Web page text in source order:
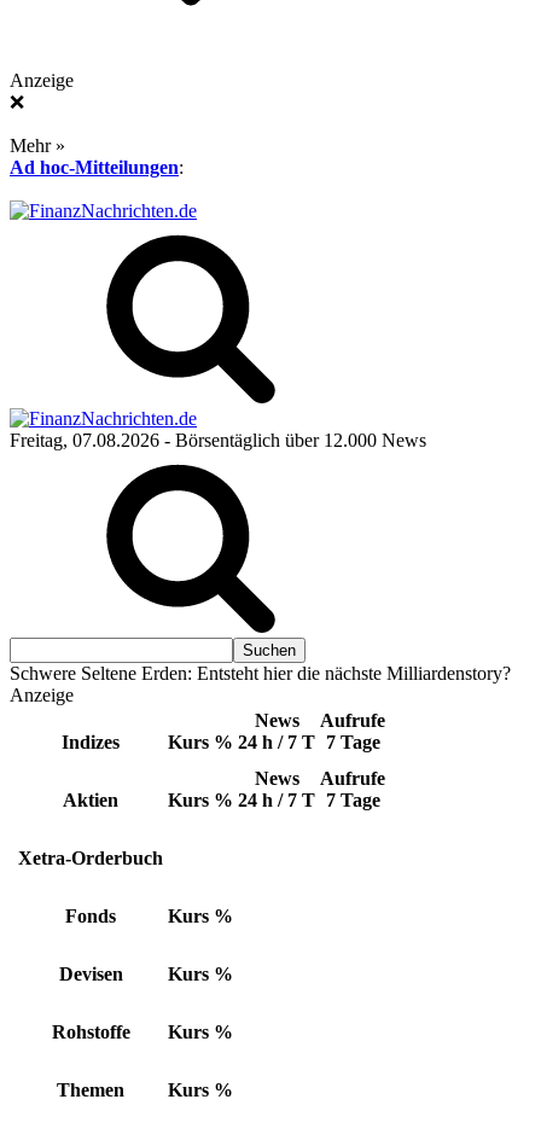
Anzeige
❌
Mehr »
Ad hoc-Mitteilungen:
Freitag, 07.08.2026 - Börsentäglich über 12.000 News
Schwere Seltene Erden: Entsteht hier die nächste Milliardenstory?
Anzeige
Indizes Kurs %
News
24 h / 7 T
Aufrufe
7 Tage
Aktien Kurs %
News
24 h / 7 T
Aufrufe
7 Tage
Xetra-Orderbuch
Fonds Kurs %
Devisen Kurs %
Rohstoffe Kurs %
Themen Kurs %